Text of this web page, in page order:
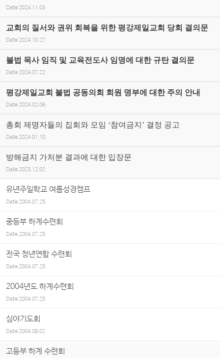
Date 2024.11.03
교회의 질서와 권위 회복을 위한 평강제일교회 당회 결의문
Date 2024.10.27
불법 목사 임직 및 교육전도사 임명에 대한 규탄 결의문
Date 2024.07.22
평강제일교회 불법 공동의회 회원 명부에 대한 주의 안내
Date 2024.02.06
총회 제명자들의 집회와 모임 ‘참여금지’ 결정 공고
Date 2024.01.10
방해금지 가처분 결과에 대한 입장문
Date 2023.12.02
유년주일학교 여름성경캠프
Date2004.07.25
중등부 하계수련회
Date2004.07.25
전국 청년연합 수련회
Date2004.07.25
2004년도 하계수련회
Date2004.07.25
심야기도회
Date2004.08.02
고등부 하계 수련회